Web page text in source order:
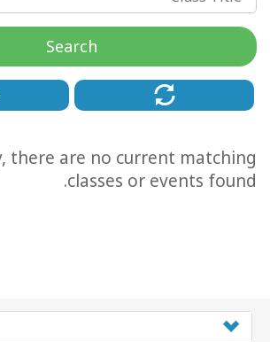
Search
there are no current matching
classes or events found.